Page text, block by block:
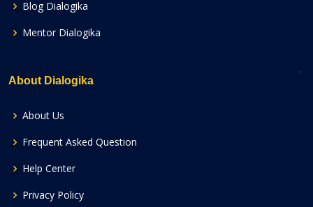
Blog Dialogika
Mentor Dialogika
About Dialogika
About Us
Frequent Asked Question
Help Center
Privacy Policy